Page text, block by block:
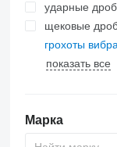
ударные
щековые
грохоты
показать все
Марка